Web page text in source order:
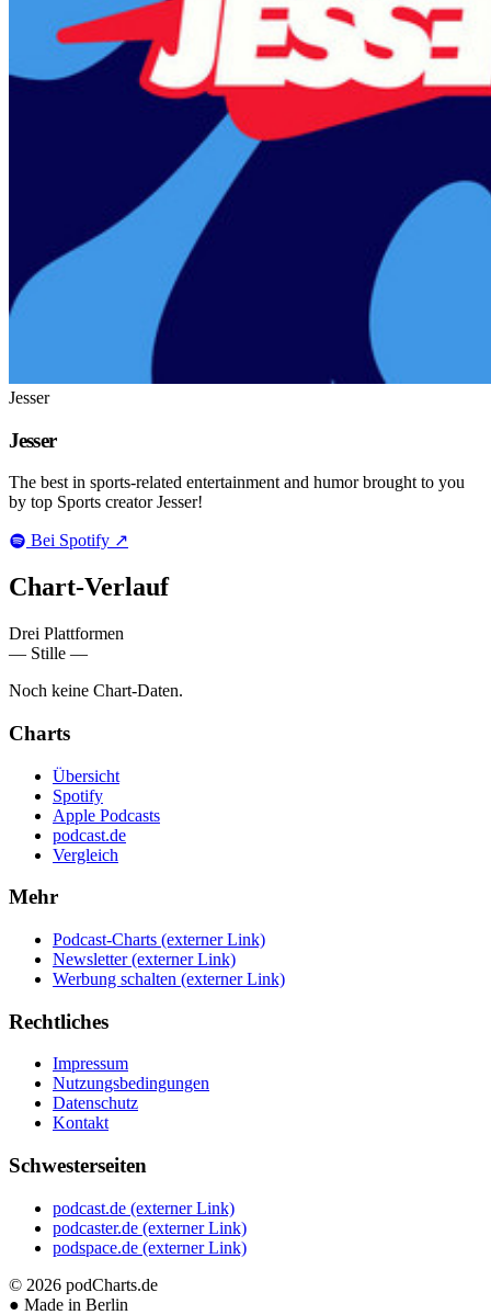
Jesser
Jesser
The best in sports-related entertainment and humor brought to you
by top Sports creator Jesser!
Bei Spotify ↗
Chart-Verlauf
Drei Plattformen
— Stille —
Noch keine Chart-Daten.
Charts
Übersicht
Spotify
Apple Podcasts
podcast.de
Vergleich
Mehr
Podcast-Charts (externer Link)
Newsletter (externer Link)
Werbung schalten (externer Link)
Rechtliches
Impressum
Nutzungsbedingungen
Datenschutz
Kontakt
Schwesterseiten
podcast.de (externer Link)
podcaster.de (externer Link)
podspace.de (externer Link)
© 2026 podCharts.de
● Made in Berlin